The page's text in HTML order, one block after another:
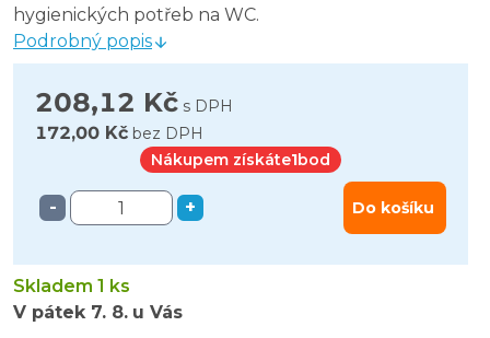
hygienických potřeb na WC.
Podrobný popis
208,12 Kč s DPH
172,00 Kč bez DPH
Nákupem získáte1bod
- + Do košíku
Skladem 1 ks
V pátek 7. 8. u Vás